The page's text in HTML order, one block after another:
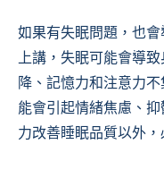
如果有失眠問題，也
上講，失眠可能會導
降、記憶力和注意力
能會引起情緒焦慮、
力改善睡眠品質以外